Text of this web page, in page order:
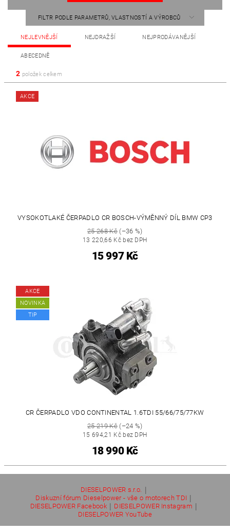
FILTR PODLE PARAMETRŮ, VLASTNOSTÍ A VÝROBCŮ
NEJLEVNĚJŠÍ NEJDRAŽŠÍ NEJPRODÁVANĚJŠÍ
ABECEDNĚ
2 položek celkem
AKCE
VYSOKOTLAKÉ ČERPADLO CR BOSCH-VÝMĚNNÝ DÍL BMW CP3
25 268 Kč(–36 %)
13 220,66 Kč bez DPH
15 997 Kč
AKCE
NOVINKA
TIP
CR ČERPADLO VDO CONTINENTAL 1.6TDI 55/66/75/77KW
25 219 Kč(–24 %)
15 694,21 Kč bez DPH
18 990 Kč
DIESELPOWER s.r.o. |
Diskuzní fórum Dieselpower - vše o motorech TDI |
DIESELPOWER Facebook | DIESELPOWER Instagram |
DIESELPOWER YouTube